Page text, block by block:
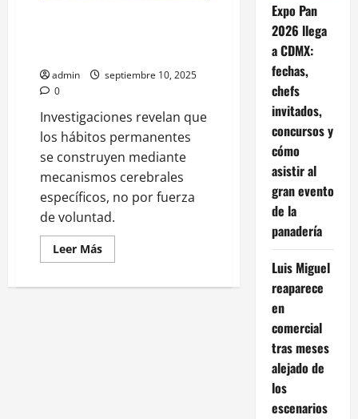
admin
septiembre 10, 2025
0
Investigaciones revelan que
los hábitos permanentes
se construyen mediante
mecanismos cerebrales
específicos, no por fuerza
de voluntad.
Leer MásLeer
más
Neurociencia
Expo Pan
2026 llega
a CDMX:
fechas,
chefs
invitados,
concursos y
cómo
asistir al
gran evento
de la
panadería
Luis Miguel
reaparece
en
comercial
tras meses
alejado de
los
escenarios